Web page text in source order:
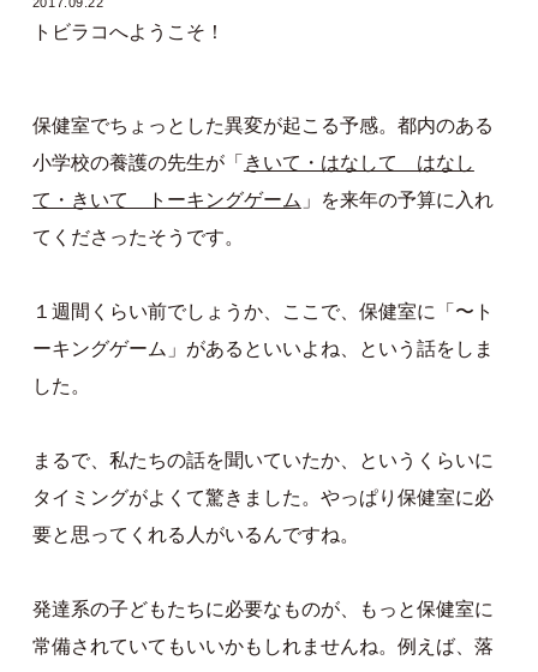
トビラコへようこそ！
保健室でちょっとした異変が起こる予感。都内のある
小学校の養護の先生が「 きいて・はなして はなし
て・きいて トーキングゲーム 」を来年の予算に入れ
てくださったそうです。
１週間くらい前でしょうか、ここで、保健室に「〜ト
ーキングゲーム」があるといいよね、という話をしま
した。
まるで、私たちの話を聞いていたか、というくらいに
タイミングがよくて驚きました。やっぱり保健室に必
要と思ってくれる人がいるんですね。
発達系の子どもたちに必要なものが、もっと保健室に
常備されていてもいいかもしれませんね。例えば、落